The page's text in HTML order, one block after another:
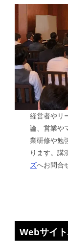
経営者やリ
論、営業や
業研修や勉
ります。講
ズへお問合
Webサイ